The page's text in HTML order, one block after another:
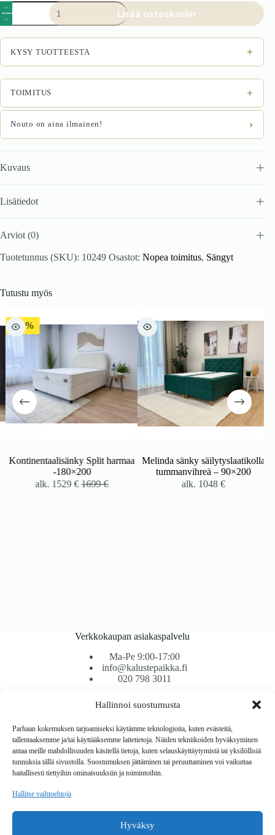
Hallinnoi suostumusta
Parhaan kokemuksen tarjoamiseksi käytämme teknologioita, kuten evästeitä,
tallentaaksemme ja/tai käyttääksemme laitetietoja. Näiden tekniikoiden hyväksyminen
antaa meille mahdollisuuden käsitellä tietoja, kuten selauskäyttäytymistä tai yksilöllisiä
tunnuksia tällä sivustolla. Suostumuksen jättäminen tai peruuttaminen voi vaikuttaa
haitallisesti tiettyihin ominaisuuksiin ja toimintoihin.
Hallitse vaihtoehtoja
Hyväksy
Kontinentaalisänky
Bonita
-
120x200
määrä
Lisää ostoskoriin
KYSY TUOTTEESTA +
TOIMITUS +
Nouto on aina ilmainen! ›
Kuvaus
Lisätiedot
Arviot (0)
Tuotetunnus (SKU): 10249 Osastot: Nopea toimitus, Sängyt
Tutustu myös
-10%
Kontinentaalisänky Split harmaa
-180×200
alk.1529€ 1699€
Melinda sänky säilytyslaatikolla
tummanvihreä – 90×200
alk.1048€
Verkkokaupan asiakaspalvelu
Ma-Pe 9:00-17:00
info@kalustepaikka.fi
020 798 3011
Tavarantoimitus / Maksutavat
Toimitustavat
Maksutavat
Vaihto ja palautus
Reklamaatiot
Copyright © 2026 Kalustepaikka